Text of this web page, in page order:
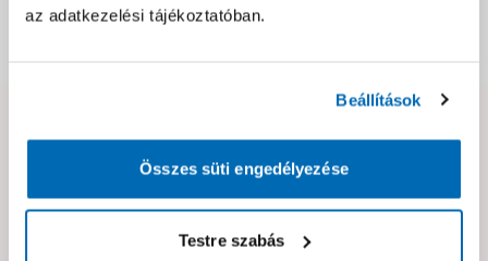
az adatkezelési tájékoztatóban.
Beállítások
Összes süti engedélyezése
Testre szabás
Hibát találtál az oldalon vagy a termék leírásában?
Kérjük jelezd nekünk!
Neked ajánljuk!